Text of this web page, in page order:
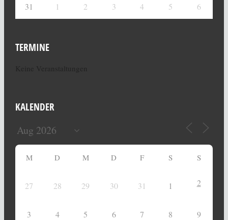
31 1 2 3 4 5 6
TERMINE
KALENDER
M D M D F S S
27 28 29 30 31 1 2
3 4 5 6 7 8 9